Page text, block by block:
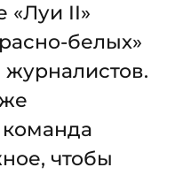
«Луи II»
белых»
команда
чтобы